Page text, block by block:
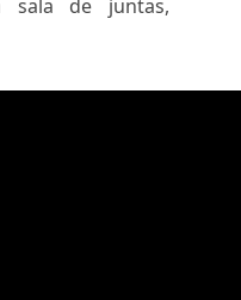
sala de juntas,